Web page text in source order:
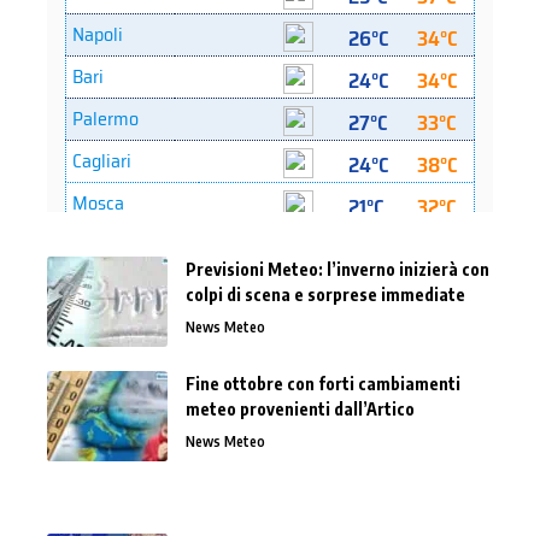
Previsioni Meteo: l’inverno inizierà con
colpi di scena e sorprese immediate
News Meteo
Fine ottobre con forti cambiamenti
meteo provenienti dall’Artico
News Meteo